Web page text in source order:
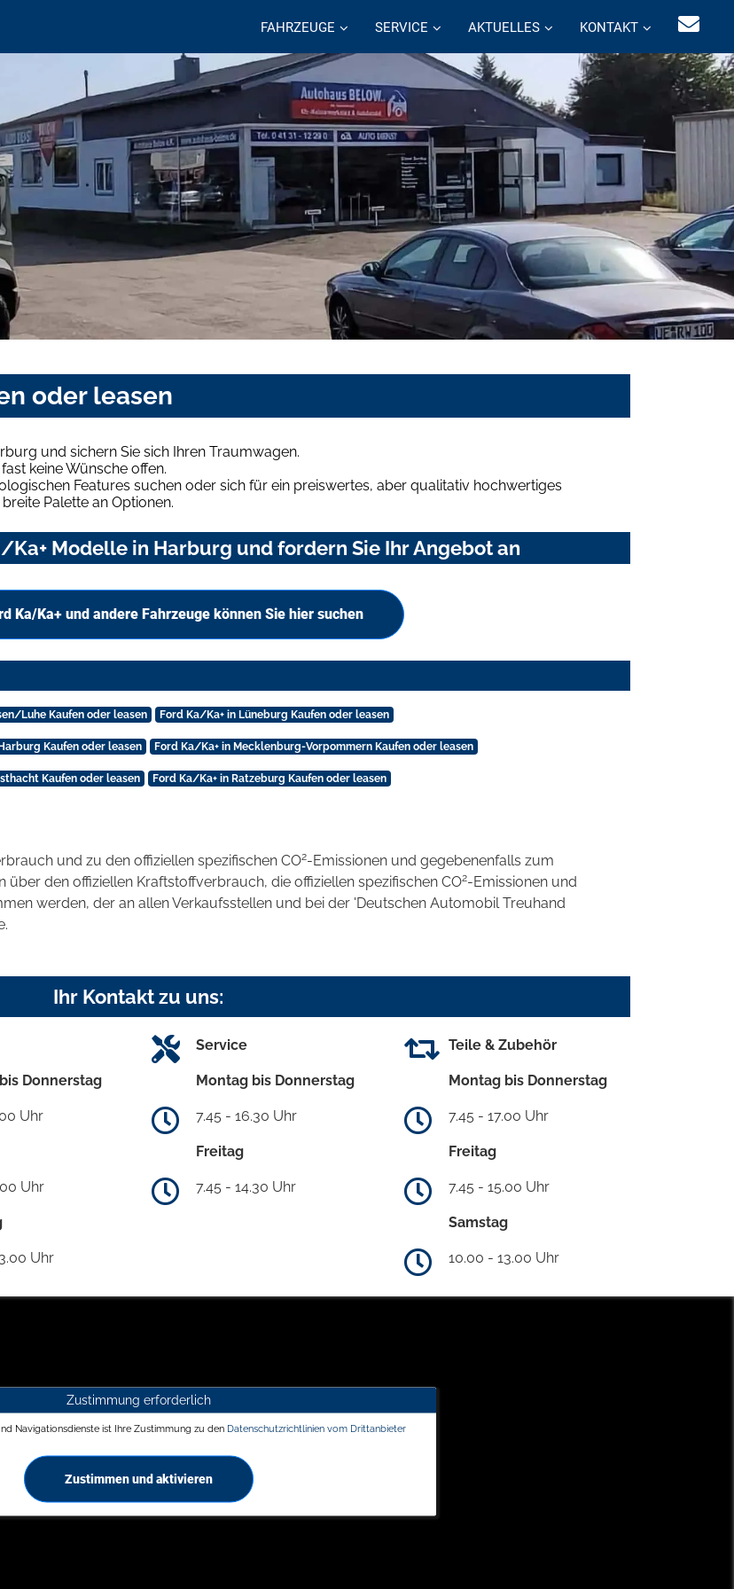
FAHRZEUGE SERVICE AKTUELLES KONTAKT
oder leasen
und sichern Sie sich Ihren Traumwagen.
keine Wünsche offen.
Features suchen oder sich für ein preiswertes, aber qualitativ hochwertiges
Palette an Optionen.
Modelle in Harburg und fordern Sie Ihr Angebot an
Ka/Ka+ und andere Fahrzeuge können Sie hier suchen
Luhe Kaufen oder leasen Ford Ka/Ka+ in Lüneburg Kaufen oder leasen
Kaufen oder leasen Ford Ka/Ka+ in Mecklenburg-Vorpommern Kaufen oder leasen
Kaufen oder leasen Ford Ka/Ka+ in Ratzeburg Kaufen oder leasen
und zu den offiziellen spezifischen CO2-Emissionen und gegebenenfalls zum
den offiziellen Kraftstoffverbrauch, die offiziellen spezifischen CO2-Emissionen und
werden, der an allen Verkaufsstellen und bei der 'Deutschen Automobil Treuhand
Ihr Kontakt zu uns:
Donnerstag
Uhr
Uhr
Uhr
Service
Montag bis Donnerstag
7.45 - 16.30 Uhr
Freitag
7.45 - 14.30 Uhr
Teile & Zubehör
Montag bis Donnerstag
7.45 - 17.00 Uhr
Freitag
7.45 - 15.00 Uhr
Samstag
10.00 - 13.00 Uhr
Zustimmung erforderlich
Navigationsdienste ist Ihre Zustimmung zu den Datenschutzrichtlinien vom Drittanbieter
Zustimmen und aktivieren